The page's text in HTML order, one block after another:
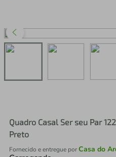
Quadro Casal Ser seu Par
Preto
Fornecido e entregue porCasa do
perfume